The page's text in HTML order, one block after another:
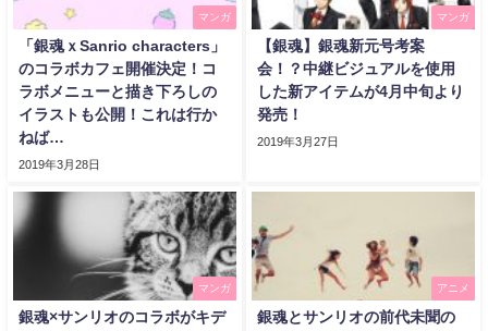
マンガ
「銀魂ｘSanrio characters」
のコラボカフェ開催決定！コ
ラボメニューと描き下ろしの
イラストも公開！これは行か
ねば…
2019年3月28日
マンガ
【銀魂】銀魂新元号考案
会！？中継ビジュアルを使用
した新アイテムが4月中旬より
発売！
2019年3月27日
マンガ
銀魂×サンリオのコラボがキデ
アニメ
銀魂とサンリオの前代未聞の